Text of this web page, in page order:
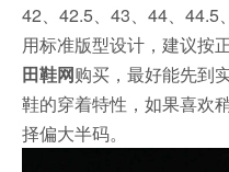
42、42.5、43、44、44.5
用标准版型设计，建议按
田鞋网购买，最好能先到
鞋的穿着特性，如果喜欢
择偏大半码。